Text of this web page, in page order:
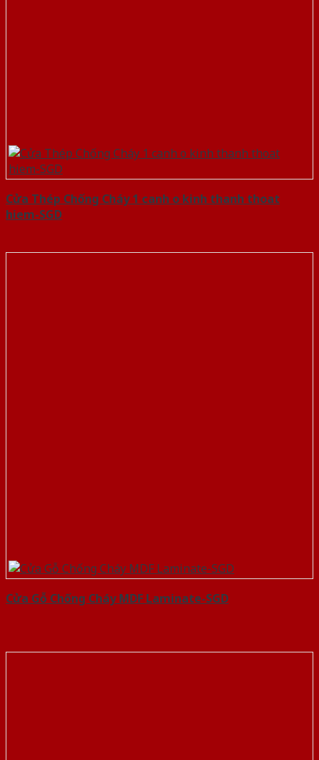
Cửa Thép Chống Cháy 1 canh o kinh thanh thoat
hiem-SGD
Cửa Gỗ Chống Cháy MDF Laminate-SGD